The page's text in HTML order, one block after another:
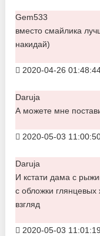
Gem533
вместо смайлика
накидай)
2020-04-26
Daruja
А можете мне
2020-05-03
Daruja
И кстати дама с
с обложки
взгляд
2020-05-03 11:01:19